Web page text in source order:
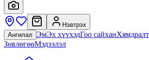
Нэвтрэх
Ангилал ЭмЭх хүүхэдГоо сайхан
ЗөвлөгөөМэдээлэл